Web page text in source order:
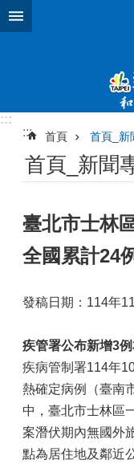
跳到主要內容區塊
:::
:::
首頁 首頁_新
首頁_新聞
臺北市士林
全國累計24
發稿日期：114年
疾管署公布新增3
疾病管制署114年
熱確定病例（臺南
中，臺北市士林區
案潛伏期內無國外
點為居住地及鄰近